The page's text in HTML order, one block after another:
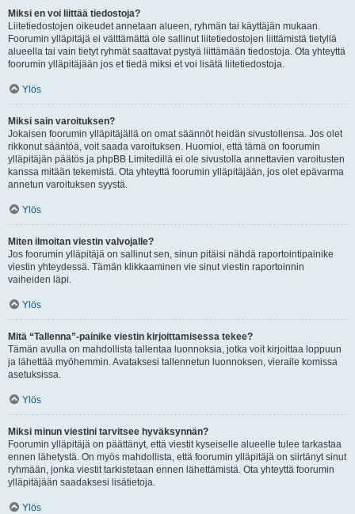
Miksi en voi liittää tiedostoja?
Liitetiedostojen oikeudet annetaan alueen, ryhmän tai käyttäjän mukaan.
Foorumin ylläpitäjä ei välttämättä ole sallinut liitetiedostojen liittämistä tietyllä
alueella tai vain tietyt ryhmät saattavat pystyä liittämään tiedostoja. Ota yhteyttä
foorumin ylläpitäjään jos et tiedä miksi et voi lisätä liitetiedostoja.
Ylös
Miksi sain varoituksen?
Jokaisen foorumin ylläpitäjällä on omat säännöt heidän sivustollensa. Jos olet
rikkonut sääntöä, voit saada varoituksen. Huomioi, että tämä on foorumin
ylläpitäjän päätös ja phpBB Limitedillä ei ole sivustolla annettavien varoitusten
kanssa mitään tekemistä. Ota yhteyttä foorumin ylläpitäjään, jos olet epävarma
annetun varoituksen syystä.
Ylös
Miten ilmoitan viestin valvojalle?
Jos foorumin ylläpitäjä on sallinut sen, sinun pitäisi nähdä raportointipainike
viestin yhteydessä. Tämän klikkaaminen vie sinut viestin raportoinnin
vaiheiden läpi.
Ylös
Mitä “Tallenna”-painike viestin kirjoittamisessa tekee?
Tämän avulla on mahdollista tallentaa luonnoksia, jotka voit kirjoittaa loppuun
ja lähettää myöhemmin. Avataksesi tallennetun luonnoksen, vieraile komissa
asetuksissa.
Ylös
Miksi minun viestini tarvitsee hyväksynnän?
Foorumin ylläpitäjä on päättänyt, että viestit kyseiselle alueelle tulee tarkastaa
ennen lähetystä. On myös mahdollista, että foorumin ylläpitäjä on siirtänyt sinut
ryhmään, jonka viestit tarkistetaan ennen lähettämistä. Ota yhteyttä foorumin
ylläpitäjään saadaksesi lisätietoja.
Ylös